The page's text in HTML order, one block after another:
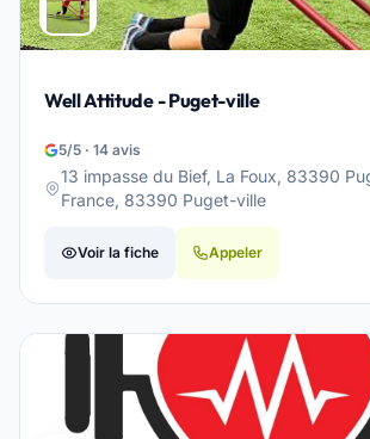
Well Attitude - Puget-ville
5/5 · 14 avis
13 impasse du Bief, La Foux, 83390
France, 83390 Puget-ville
Voir la fiche Appeler